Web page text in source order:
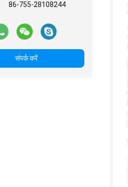
86-755-28108244
संपर्क करें